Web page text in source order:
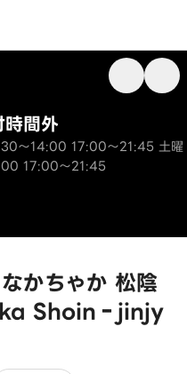
かちゃか 松陰
Shoin‐jinjy
間外
～14:00 17:00～21:45 土曜
17:00～21:45